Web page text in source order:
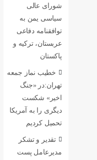
شورای عالی
سیاسی یمن به
توافقنامه دفاعی
عربستان، ترکیه و
پاکستان
خطیب نماز جمعه
تهران:در «جنگ
اخیر» شکست
دیگری را به آمریکا
تحمیل کردیم
تقدیر و تشکر
مدیرعامل پست